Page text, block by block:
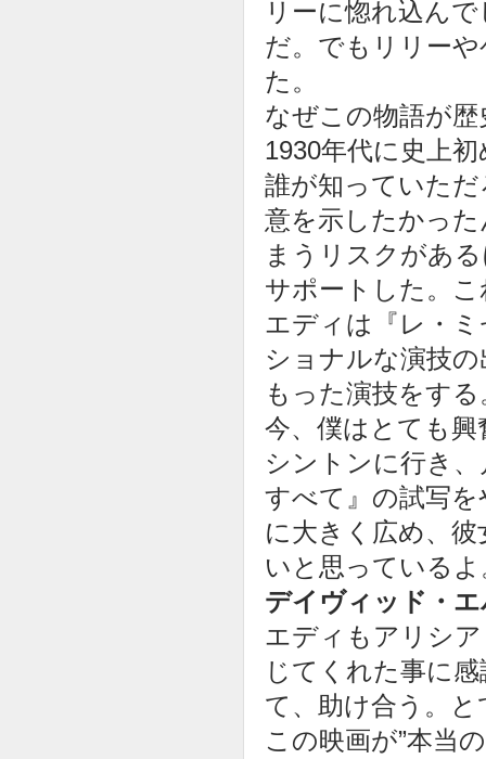
リーに惚れ込ん
だ。でもリリー
た。
なぜこの物語が
1930年代に史上
誰が知っていた
意を示したかっ
まうリスクがあ
サポートした。
エディは『レ・
ショナルな演技
もった演技をす
今、僕はとても
シントンに行き
すべて』の試写
に大きく広め、
いと思っているよ
デイヴィッド・
エディもアリシ
じてくれた事に
て、助け合う。
この映画が”本当